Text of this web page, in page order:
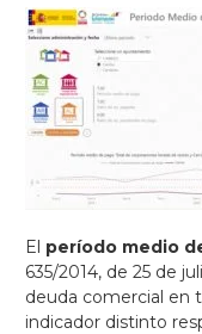
El período medio
635/2014, de 25 de
deuda comercial en
indicador distinto